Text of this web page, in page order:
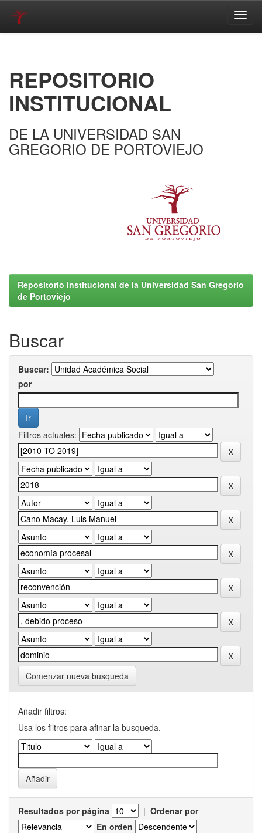
REPOSITORIO
INSTITUCIONAL
DE LA UNIVERSIDAD SAN
GREGORIO DE PORTOVIEJO
Repositorio Institucional de la Universidad San Gregorio
de Portoviejo
Buscar
Buscar:
por
Filtros actuales:
Comenzar nueva busqueda
Añadir filtros:
Usa los filtros para afinar la busqueda.
Resultados por página | Ordenar por
En orden